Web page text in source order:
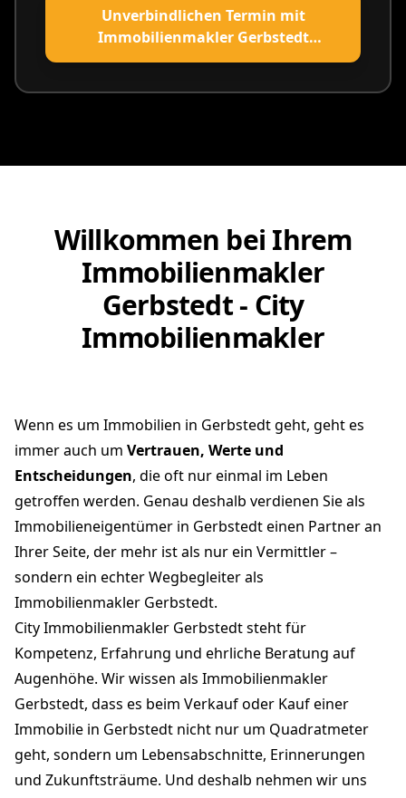
Unverbindlichen Termin mit
Immobilienmakler Gerbstedt
vereinbaren
Willkommen bei Ihrem
Immobilienmakler
Gerbstedt - City
Immobilienmakler
Wenn es um Immobilien in Gerbstedt geht, geht es
immer auch um Vertrauen, Werte und
Entscheidungen, die oft nur einmal im Leben
getroffen werden. Genau deshalb verdienen Sie als
Immobilieneigentümer in Gerbstedt einen Partner an
Ihrer Seite, der mehr ist als nur ein Vermittler –
sondern ein echter Wegbegleiter als
Immobilienmakler Gerbstedt.
City Immobilienmakler Gerbstedt steht für
Kompetenz, Erfahrung und ehrliche Beratung auf
Augenhöhe. Wir wissen als Immobilienmakler
Gerbstedt, dass es beim Verkauf oder Kauf einer
Immobilie in Gerbstedt nicht nur um Quadratmeter
geht, sondern um Lebensabschnitte, Erinnerungen
und Zukunftsträume. Und deshalb nehmen wir uns